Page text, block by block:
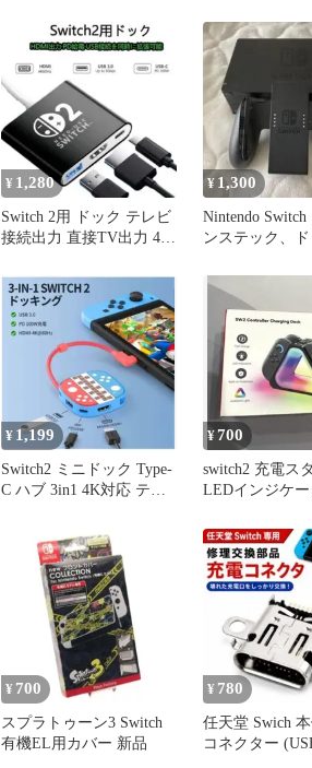
¥ 1,280
Switch 2用 ドック テレビ
接続出力 直接TV出力 4K
¥ 1,300
Nintendo Switch
ンステック、ド
¥ 1,199
Switch2 ミニドック Type-
C ハブ 3in1 4K対応 テレ
¥700
switch2 充電ス
LEDインジケ
¥ 700
スプラトゥーン3 Switch
有機EL用カバー 新品
¥ 780
任天堂 Swich
コネクター